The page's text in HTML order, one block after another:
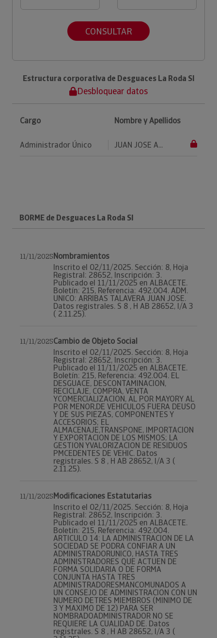
CONSULTAR
Estructura corporativa de Desguaces La Roda Sl
Desbloquear datos
Cargo Nombre y Apellidos
Administrador Único JUAN JOSE A...
BORME de Desguaces La Roda Sl
11/11/2025Nombramientos
Inscrito el 02/11/2025. Sección: 8, Hoja
Registral: 28652, Inscripción: 3.
Publicado el 11/11/2025 en ALBACETE.
Boletín: 215, Referencia: 492.004. ADM.
UNICO: ARRIBAS TALAVERA JUAN JOSE.
Datos registrales. S 8 , H AB 28652, I/A 3
( 2.11.25).
11/11/2025Cambio de Objeto Social
Inscrito el 02/11/2025. Sección: 8, Hoja
Registral: 28652, Inscripción: 3.
Publicado el 11/11/2025 en ALBACETE.
Boletín: 215, Referencia: 492.004. EL
DESGUACE, DESCONTAMINACION,
RECICLAJE, COMPRA, VENTA
YCOMERCIALIZACION, AL POR MAYORY AL
POR MENOR,DE VEHICULOS FUERA DEUSO
Y DE SUS PIEZAS, COMPONENTES Y
ACCESORIOS; EL
ALMACENAJE,TRANSPONE, IMPORTACION
Y EXPORTACION DE LOS MISMOS; LA
GESTION YVALORIZACION DE RESIDUOS
PMCEDENTES DE VEHIC. Datos
registrales. S 8 , H AB 28652, I/A 3 (
2.11.25).
11/11/2025Modificaciones Estatutarias
Inscrito el 02/11/2025. Sección: 8, Hoja
Registral: 28652, Inscripción: 3.
Publicado el 11/11/2025 en ALBACETE.
Boletín: 215, Referencia: 492.004.
ARTICULO 14: LA ADMINISTRACION DE LA
SOCIEDAD SE PODRA CONFIAR A UN
ADMINISTRADORUNICO, HASTA TRES
ADMINISTRADORES QUE ACTUEN DE
FORMA SOLIDARIA O DE FORMA
CONJUNTA HASTA TRES
ADMINISTRADORESMANCOMUNADOS A
UN CONSEJO DE ADMINISTRACION CON UN
NUMERO DETRES MIEMBROS (MINIMO DE
3 Y MAXIMO DE 12) PARA SER
NOMBRADOADMINISTRADOR NO SE
REQUIERE LA CUALIDAD DE. Datos
registrales. S 8 , H AB 28652, I/A 3 (